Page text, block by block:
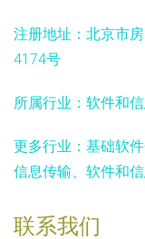
注册地址： 北京市
4174号
所属行业： 软件和
更多行业： 基础软
信息传输、软件和
联系我们